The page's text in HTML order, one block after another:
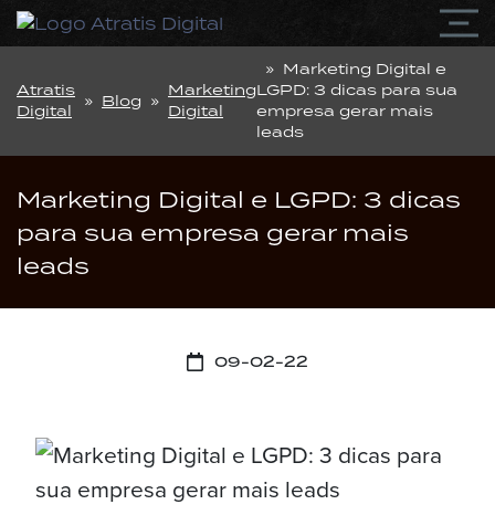
Atratis
Digital
» Blog »
Marketing
Digital
» Marketing Digital e
LGPD: 3 dicas para sua
empresa gerar mais
leads
Marketing Digital e LGPD: 3 dicas
para sua empresa gerar mais
leads
09-02-22